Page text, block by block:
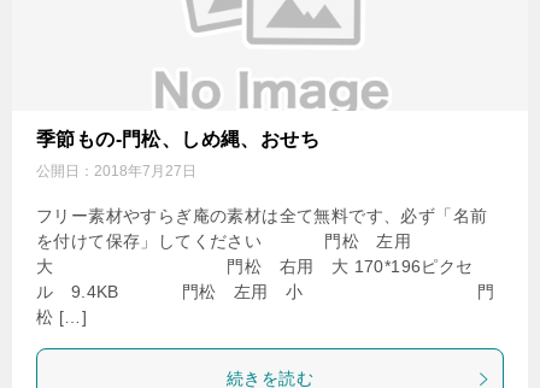
季節もの-門松、しめ縄、おせち
公開日： 2018年7月27日
フリー素材やすらぎ庵の素材は全て無料です、必ず「名前
を付けて保存」してください 門松 左用
大 門松 右用 大 170*196ピクセ
ル 9.4KB 門松 左用 小 門
松 […]
続きを読む